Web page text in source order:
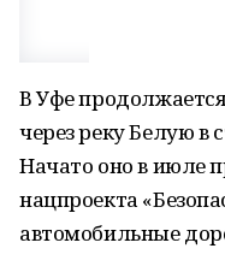
В Уфе
через реку Белую в
Начато оно в июле
нацпроекта
автомобильные